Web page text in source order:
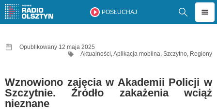
POSŁUCHAJ
Opublikowany 12 maja 2025
Aktualności,Aplikacja mobilna, Szczytno, Regiony
Wznowiono zajęcia w Akademii Policji w
Szczytnie. Źródło zakażenia wciąż
nieznane